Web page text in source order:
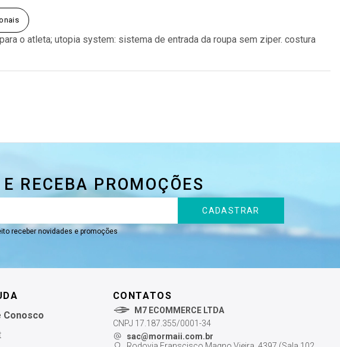
o atleta; utopia system: sistema de entrada da roupa sem ziper. costura
RECEBA PROMOÇÕES
CADASTRAR
receber novidades e promoções
Conosco
CONTATOS
M7 ECOMMERCE LTDA
CNPJ 17.187.355/0001-34
sac@mormaii.com.br